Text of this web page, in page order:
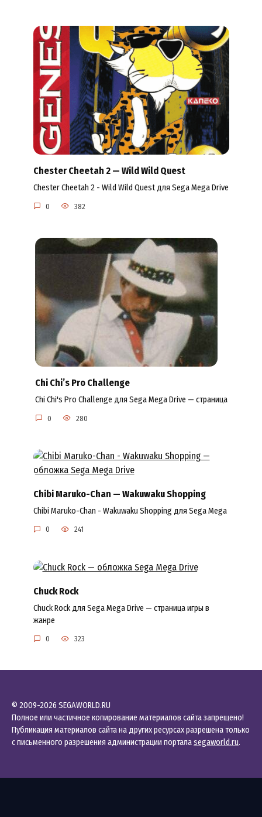
Chester Cheetah 2 — Wild Wild Quest
Chester Cheetah 2 - Wild Wild Quest для Sega Mega Drive
0 382
Chi Chi’s Pro Challenge
Chi Chi's Pro Challenge для Sega Mega Drive — страница
0 280
Chibi Maruko-Chan — Wakuwaku Shopping
Chibi Maruko-Chan - Wakuwaku Shopping для Sega Mega
0 241
Chuck Rock
Chuck Rock для Sega Mega Drive — страница игры в
жанре
0 323
© 2009-2026 SEGAWORLD.RU
Полное или частичное копирование материалов сайта запрещено!
Публикация материалов сайта на других ресурсах разрешена только
с письменного разрешения администрации порталаsegaworld.ru.